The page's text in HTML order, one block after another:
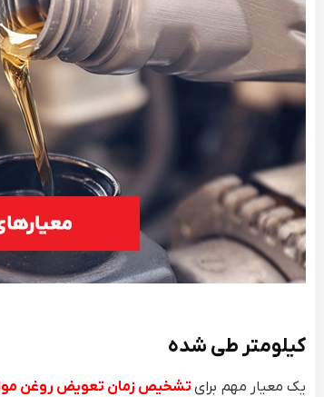
کیلومتر طی شده
یک معیار مهم برایتشخیص زمان تعویض روغن